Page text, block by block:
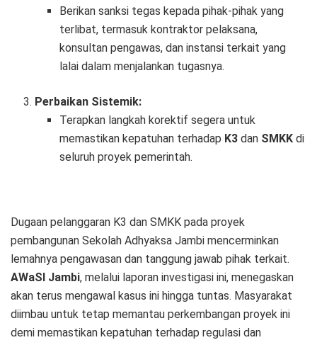
Berikan sanksi tegas kepada pihak-pihak yang
terlibat, termasuk kontraktor pelaksana,
konsultan pengawas, dan instansi terkait yang
lalai dalam menjalankan tugasnya.
Perbaikan Sistemik:
Terapkan langkah korektif segera untuk
memastikan kepatuhan terhadap K3dan SMKKdi
seluruh proyek pemerintah.
Dugaan pelanggaran K3 dan SMKK pada proyek
pembangunan Sekolah Adhyaksa Jambi mencerminkan
lemahnya pengawasan dan tanggung jawab pihak terkait.
AWaSI Jambi, melalui laporan investigasi ini, menegaskan
akan terus mengawal kasus ini hingga tuntas. Masyarakat
diimbau untuk tetap memantau perkembangan proyek ini
demi memastikan kepatuhan terhadap regulasi dan